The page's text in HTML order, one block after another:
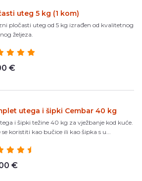
uteg 5 kg (1 kom)
pločasti uteg od 5 kg izrađen od kvalitetnog
željeza.
€
utega i šipki Cembar 40 kg
i šipki težine 40 kg za vježbanje kod kuće.
se koristiti kao bučice ili kao šipka s u...
€